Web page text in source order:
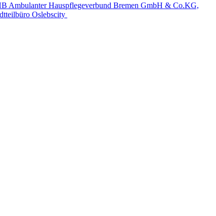
Ambulanter Hauspflegeverbund Bremen GmbH & Co.KG,
Oslebscity